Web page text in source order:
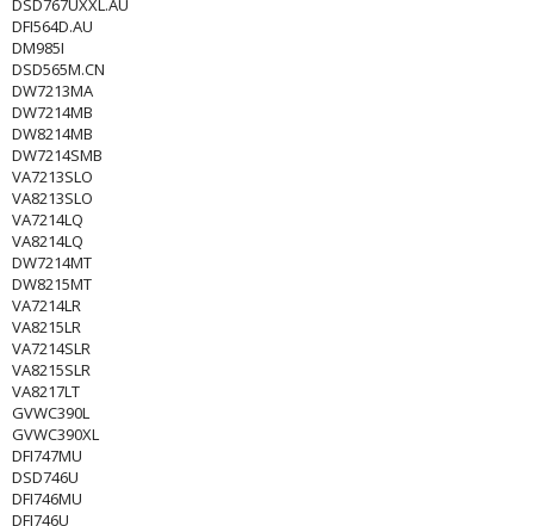
DFI564D.AU
DM985I
DSD565M.CN
DW7213MA
DW7214MB
DW8214MB
DW7214SMB
VA7213SLO
VA8213SLO
VA7214LQ
VA8214LQ
DW7214MT
DW8215MT
VA7214LR
VA8215LR
VA7214SLR
VA8215SLR
VA8217LT
GVWC390L
GVWC390XL
DFI747MU
DSD746U
DFI746MU
DFI746U